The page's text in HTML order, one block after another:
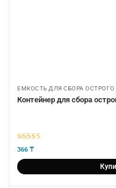
ЕМКОСТЬ ДЛЯ СБОРА
Контейнер для сбора
5из 5
366 ₸